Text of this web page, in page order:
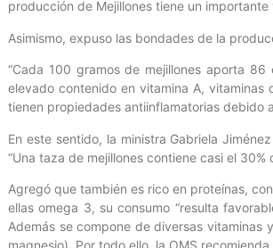
producción de Mejillones tiene un
Asimismo, expuso las bondades de la
“Cada 100 gramos de mejillones aporta
elevado contenido en vitamina A, vitaminas
tienen propiedades antiinflamatorias debido
En este sentido, la ministra Gabriela
“Una taza de mejillones contiene casi el
Agregó que también es rico en proteínas,
ellas omega 3, su consumo “resulta
Además se compone de diversas vitaminas
magnesio). Por todo ello, la OMS recomienda